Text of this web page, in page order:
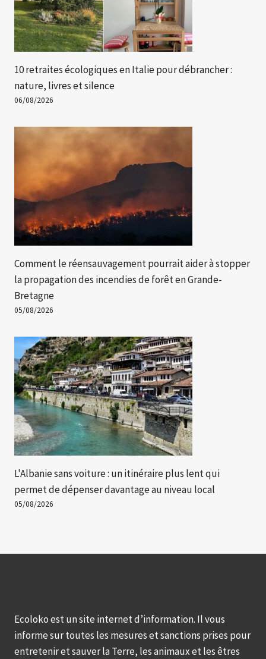
10 retraites écologiques en Italie pour débrancher :
nature, livres et silence
06/08/2026
Comment le réensauvagement pourrait aider à stopper
la propagation des incendies de forêt en Grande-
Bretagne
05/08/2026
L'Albanie sans voiture : un itinéraire plus lent qui
permet de dépenser davantage au niveau local
05/08/2026
Ecoloko est un site internet d’information. Il vous
informe sur toutes les mesures et sanctions prises pour
entretenir et sauver la Terre, les animaux et les êtres